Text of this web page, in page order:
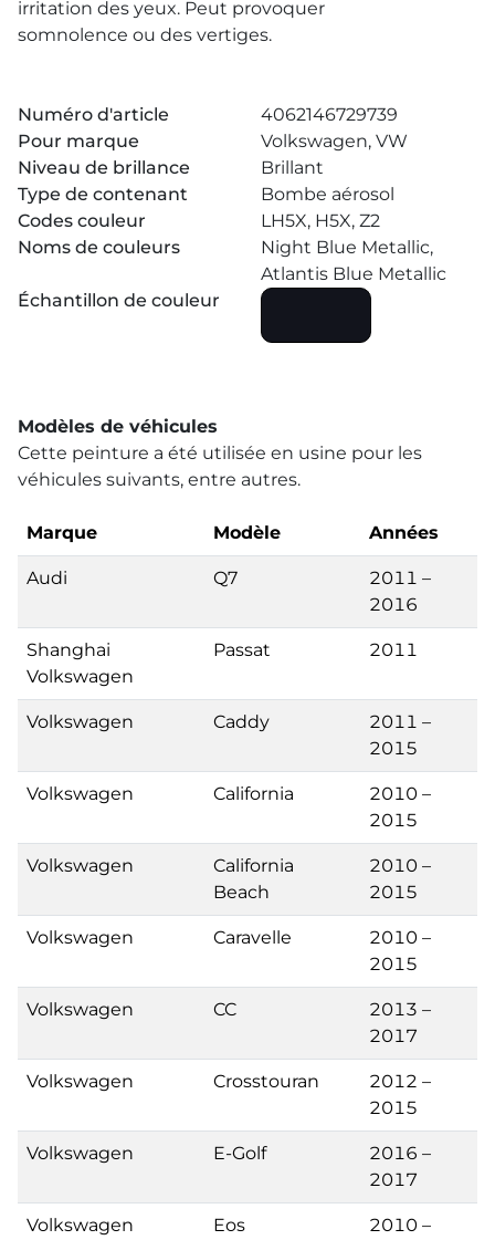
irritation des yeux. Peut provoquer
somnolence ou des vertiges.
Numéro d'article
4062146729739
Pour marque
Volkswagen, VW
Niveau de brillance
Brillant
Type de contenant
Bombe aérosol
Codes couleur
LH5X, H5X, Z2
Noms de couleurs
Night Blue Metallic,
Atlantis Blue Metallic
Échantillon de couleur
Modèles de véhicules
Cette peinture a été utilisée en usine pour les
véhicules suivants, entre autres.
Marque Modèle Années
Audi Q7
2011 –
2016
Shanghai
Volkswagen
Passat 2011
Volkswagen Caddy
2011 –
2015
Volkswagen California
2010 –
2015
Volkswagen
California
Beach
2010 –
2015
Volkswagen Caravelle
2010 –
2015
Volkswagen CC
2013 –
2017
Volkswagen Crosstouran
2012 –
2015
Volkswagen E-Golf
2016 –
2017
Volkswagen Eos
2010 –